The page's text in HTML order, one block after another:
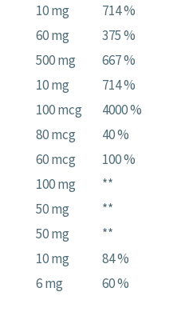
10 mg
714 %
60 mg
375 %
500 mg
667 %
10 mg
714 %
100 mcg
4000 %
80 mcg
40 %
60 mcg
100 %
100 mg
**
50 mg
**
50 mg
**
10 mg
84 %
6 mg 60 %